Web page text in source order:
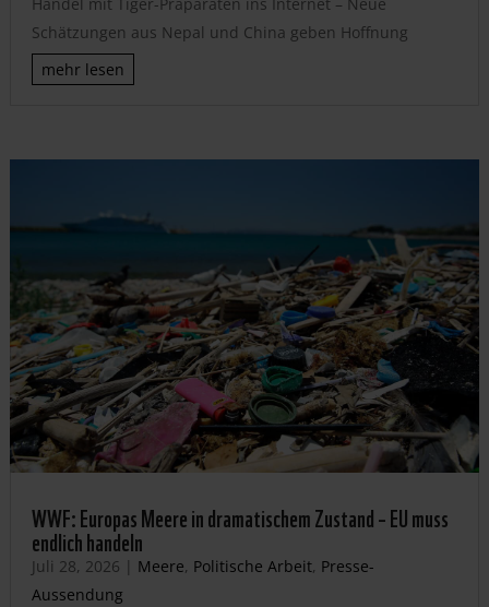
Schätzungen aus Nepal und China geben Hoffnung
mehr lesen
WWF: Europas Meere in dramatischem Zustand – EU muss
endlich handeln
Juli 28, 2026 | Meere, Politische Arbeit, Presse-
Aussendung